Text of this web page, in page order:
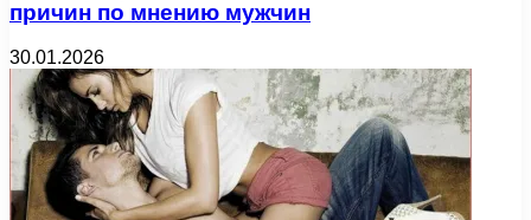
причин по мнению мужчин
30.01.2026